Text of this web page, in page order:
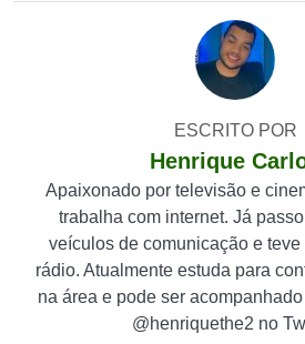
ESCRITO POR
Henrique
Apaixonado por televisão e
trabalha com internet. Já
veículos de comunicação e
rádio. Atualmente estuda para
na área e pode ser acompanhado
@henriquethe2 no